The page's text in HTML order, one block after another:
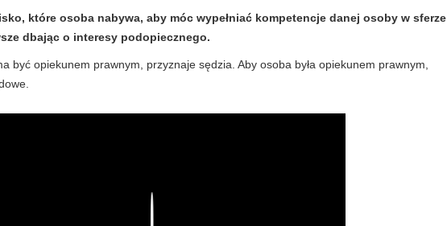
które osoba nabywa, aby móc wypełniać kompetencje danej osoby w sferze
dbając o interesy podopiecznego.
być opiekunem prawnym, przyznaje sędzia. Aby osoba była opiekunem prawnym,